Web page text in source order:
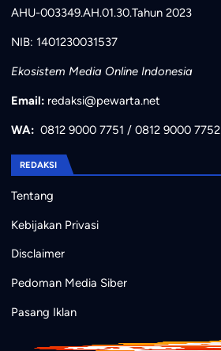
AHU-003349.AH.01.30.Tahun 2023
NIB: 1401230031537
Ekosistem Media Online Indonesia
Email: redaksi@pewarta.net
WA: 0812 9000 7751 / 0812 9000 7752
REDAKSI
Tentang
Kebijakan Privasi
Disclaimer
Pedoman Media Siber
Pasang Iklan